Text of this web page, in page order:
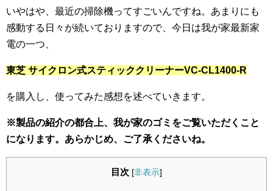
いやはや、最近の掃除機ってすごいんですね。あまりにも
感動する日々が続いておりますので、今日は我が家最新家
電の一つ、
東芝 サイクロン式スティッククリーナーVC-CL1400-R
を購入し、使ってみた感想を述べていきます。
※製品の紹介の都合上、我が家のゴミをご覧いただくこと
になります。あらかじめ、ご了承くださいね。
目次 [非表示]